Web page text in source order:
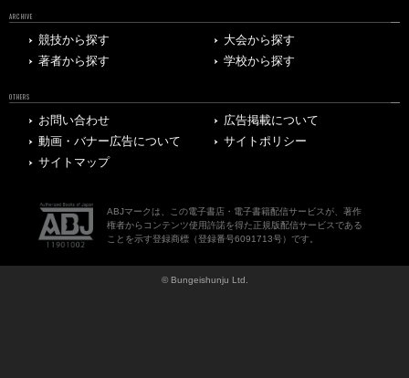
ARCHIVE
競技から探す
大会から探す
著者から探す
学校から探す
OTHERS
お問い合わせ
広告掲載について
動画・バナー広告について
サイトポリシー
サイトマップ
ABJマークは、この電子書店・電子書籍配信サービスが、著作
権者からコンテンツ使用許諾を得た正規版配信サービスである
ことを示す登録商標（登録番号6091713号）です。
© Bungeishunju Ltd.